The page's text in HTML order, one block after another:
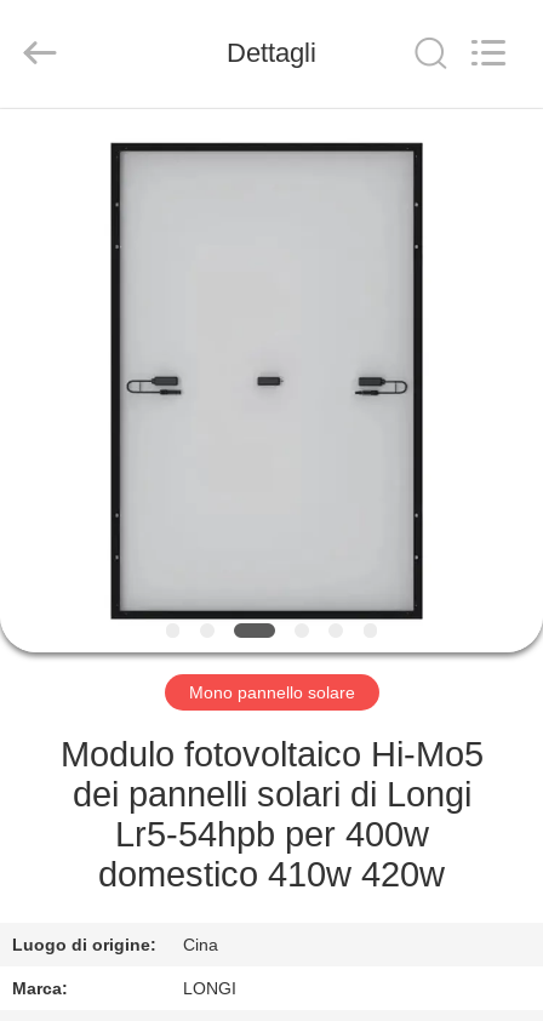
PRODOTTI
DI
QUALITÀ
RICHIEDERE
PREVENTIVO
DEL
SITO
CO.,
Reserved.
Dettagli
Mono pannello solare
Modulo fotovoltaico Hi-Mo5
dei pannelli solari di Longi
Lr5-54hpb per 400w
domestico 410w 420w
Luogo di origine: Cina
Marca: LONGI